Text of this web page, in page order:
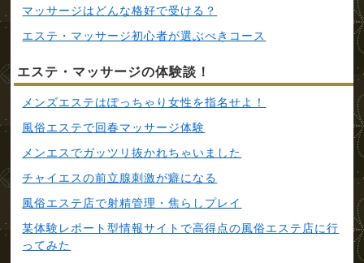
マッサージはどんな格好で受ける？
エステ・マッサージ初心者が選ぶべきコース
エステ・マッサージの体験談！
メンズエステはぽっちゃり女性を指名せよ！
風俗エステで回春マッサージ体験
メンエスでガッツリ抜かれちゃいました
チャイエスの前立腺刺激が癖になる
風俗エステ店で射精管理・焦らしプレイ
某体験レポート型情報サイトで高得点の風俗エステ店に行
ってみた